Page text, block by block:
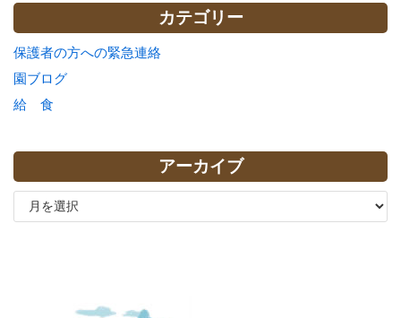
カテゴリー
保護者の方への緊急連絡
園ブログ
給 食
アーカイブ